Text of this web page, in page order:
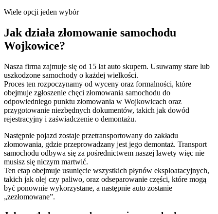
Wiele opcji jeden wybór
Jak działa złomowanie samochodu
Wojkowice?
Nasza firma zajmuje się od 15 lat auto skupem. Usuwamy stare lub
uszkodzone samochody o każdej wielkości.
Proces ten rozpoczynamy od wyceny oraz formalności, które
obejmuje zgłoszenie chęci złomowania samochodu do
odpowiedniego punktu złomowania w Wojkowicach oraz
przygotowanie niezbędnych dokumentów, takich jak dowód
rejestracyjny i zaświadczenie o demontażu.
Następnie pojazd zostaje przetransportowany do zakładu
złomowania, gdzie przeprowadzany jest jego demontaż. Transport
samochodu odbywa się za pośrednictwem naszej lawety więc nie
musisz się niczym martwić.
Ten etap obejmuje usunięcie wszystkich płynów eksploatacyjnych,
takich jak olej czy paliwo, oraz odseparowanie części, które mogą
być ponownie wykorzystane, a następnie auto zostanie
„zezłomowane”.